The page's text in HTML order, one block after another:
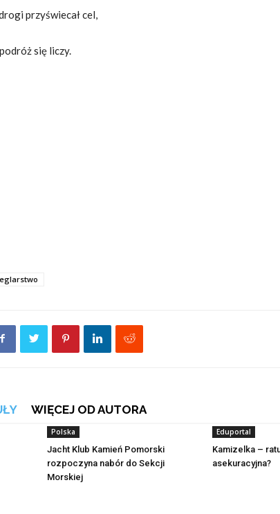
przyświecał cel,
się liczy.
WIĘCEJ OD AUTORA
Polska
Jacht Klub Kamień Pomorski
rozpoczyna nabór do Sekcji
Morskiej
Eduportal
Kamizelka –
asekuracyjna?